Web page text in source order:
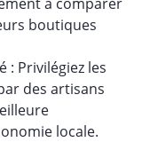
boutiques
: Privilégiez les
des artisans
locale.